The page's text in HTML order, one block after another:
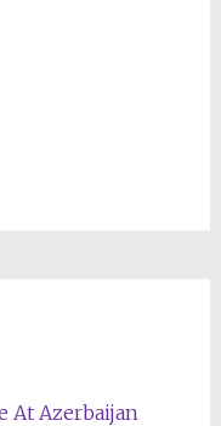
At Azerbaijan